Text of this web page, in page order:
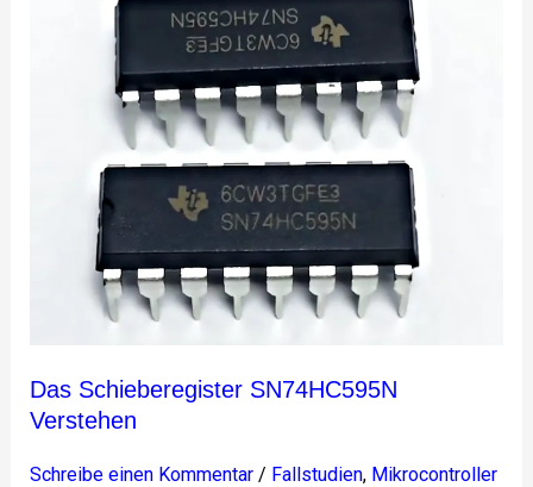
Das Schieberegister SN74HC595N
Verstehen
Schreibe einen Kommentar / Fallstudien, Mikrocontroller
Schieberegister
SN74HC595N